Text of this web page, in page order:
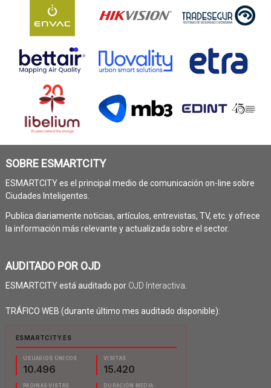
SOBRE ESMARTCITY
ESMARTCITY es el principal medio de comunicación on-line sobre
Ciudades Inteligentes.
Publica diariamente noticias, artículos, entrevistas, TV, etc. y ofrece
la información más relevante y actualizada sobre el sector.
AUDITADO POR OJD
ESMARTCITY está auditado por OJD Interactiva
TRÁFICO WEB (durante último mes auditado disponible):